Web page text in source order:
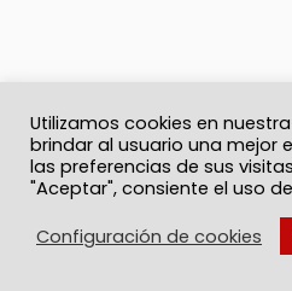
Utilizamos cookies en
brindar al usuario una mejor
las preferencias de sus
"Aceptar", consiente el uso
Configuración de cookies